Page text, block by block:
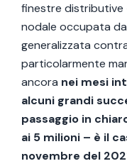
finestre distributive
nodale occupata
generalizzata
particolarmente
ancora nei mesi
alcuni grandi
passaggio in
ai 5 milioni – è il
novembre del